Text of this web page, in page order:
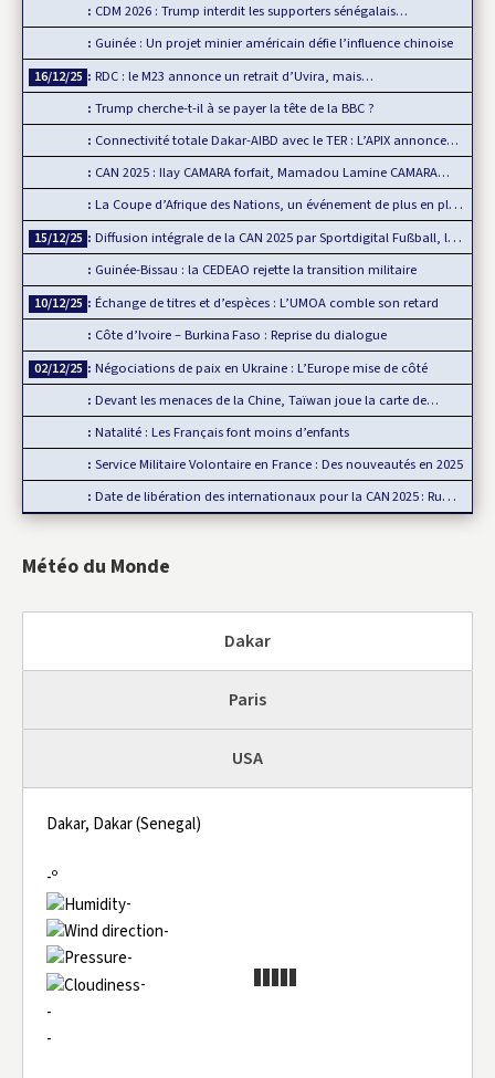
CDM 2026 : Trump interdit les supporters sénégalais…
Guinée : Un projet minier américain défie l’influence chinoise
16/12/25
RDC : le M23 annonce un retrait d’Uvira, mais…
Trump cherche-t-il à se payer la tête de la BBC ?
Connectivité totale Dakar-AIBD avec le TER : L’APIX annonce…
CAN 2025 : Ilay CAMARA forfait, Mamadou Lamine CAMARA…
La Coupe d’Afrique des Nations, un événement de plus en plus…
15/12/25
Diffusion intégrale de la CAN 2025 par Sportdigital Fußball, le…
Guinée-Bissau : la CEDEAO rejette la transition militaire
10/12/25
Échange de titres et d’espèces : L’UMOA comble son retard
Côte d’Ivoire – Burkina Faso : Reprise du dialogue
02/12/25
Négociations de paix en Ukraine : L’Europe mise de côté
Devant les menaces de la Chine, Taïwan joue la carte de…
Natalité : Les Français font moins d’enfants
Service Militaire Volontaire en France : Des nouveautés en 2025
Date de libération des internationaux pour la CAN 2025 : Rumeur ou…
Météo du Monde
Dakar
Paris
USA
Dakar, Dakar (Senegal)
-º
-
-
-
-
-
-